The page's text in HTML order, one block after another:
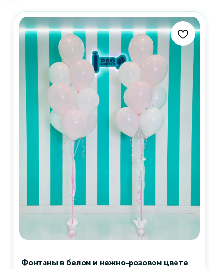
Фонтаны в белом и нежно-розовом цвете